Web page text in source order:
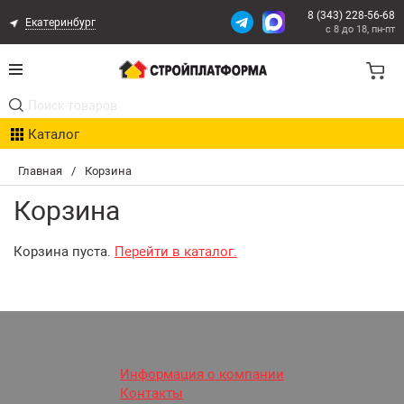
Главная / Корзина
Корзина
Корзина пуста. Перейти в каталог.
Екатеринбург
8 (343) 228-56-68
с 8 до 18, пн-пт
Каталог
Акции
Расчет доставки
Организациям
Оплата и ДоставкаИнформация о компании
Контакты